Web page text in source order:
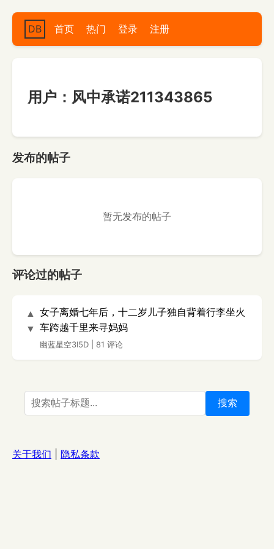
DB 首页 热门 登录 注册
用户：风中承诺211343865
发布的帖子
暂无发布的帖子
评论过的帖子
▲
▼
女子离婚七年后，十二岁儿子独自背着行李坐火
车跨越千里来寻妈妈
幽蓝星空3I5D 81 评论
搜索
关于我们 隐私条款